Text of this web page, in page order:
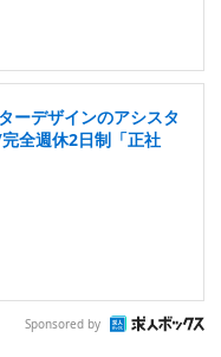
ーデザインのアシスタ
全週休2日制「正社
Sponsored by